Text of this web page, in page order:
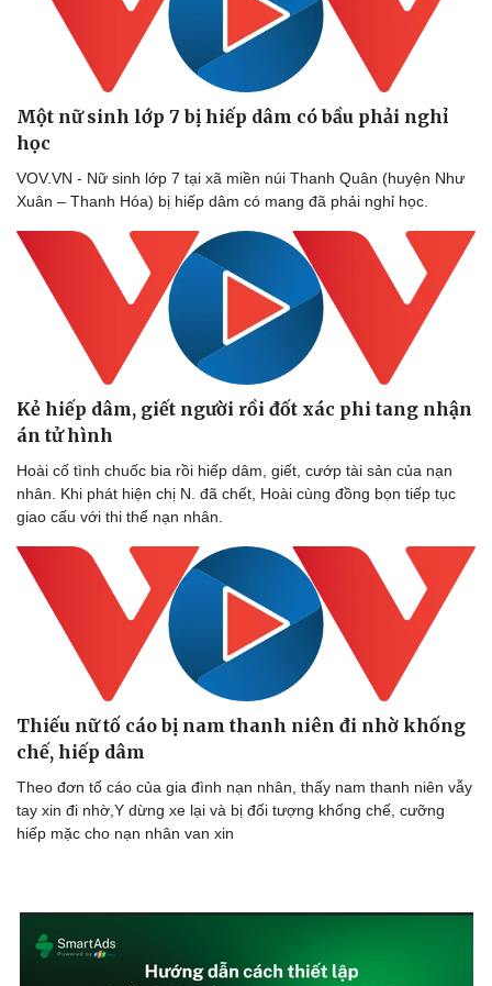
Thể thao
Bóng đá
Lịch thi đấu bóng đá
Thế giới thể thao
eSports
Hậu trường
Ô tô
Xe máy
Tư vấn
Một nữ sinh lớp 7 bị hiếp dâm có bầu phải nghỉ
học
VOV.VN - Nữ sinh lớp 7 tại xã miền núi Thanh Quân (huyện Như
Xuân – Thanh Hóa) bị hiếp dâm có mang đã phải nghỉ học.
Kẻ hiếp dâm, giết người rồi đốt xác phi tang nhận
án tử hình
Hoài cố tình chuốc bia rồi hiếp dâm, giết, cướp tài sản của nạn
nhân. Khi phát hiện chị N. đã chết, Hoài cùng đồng bọn tiếp tục
giao cấu với thi thể nạn nhân.
Thiếu nữ tố cáo bị nam thanh niên đi nhờ khống
chế, hiếp dâm
Theo đơn tố cáo của gia đình nạn nhân, thấy nam thanh niên vẫy
tay xin đi nhờ,Y dừng xe lại và bị đối tượng khống chế, cưỡng
hiếp mặc cho nạn nhân van xin